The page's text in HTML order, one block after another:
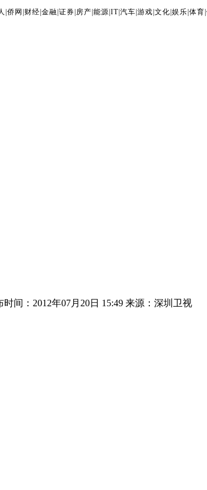
侨网 财经 金融 证券 房产 能源 IT| 汽车 游戏 文化 娱乐 体育
时间：2012年07月20日 15:49 来源：深圳卫视